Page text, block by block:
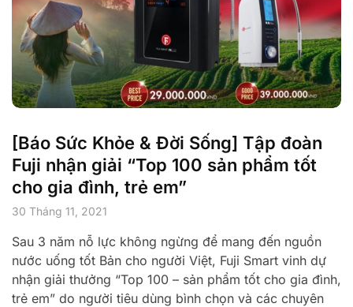
[Báo Sức Khỏe & Đời Sống] Tập đoàn
Fuji nhận giải “Top 100 sản phẩm tốt
cho gia đình, trẻ em”
30 Tháng 11, 2021
Sau 3 năm nỗ lực không ngừng để mang đến nguồn
nước uống tốt Bản cho người Việt, Fuji Smart vinh dự
nhận giải thưởng “Top 100 – sản phẩm tốt cho gia đình,
trẻ em” do người tiêu dùng bình chọn và các chuyên